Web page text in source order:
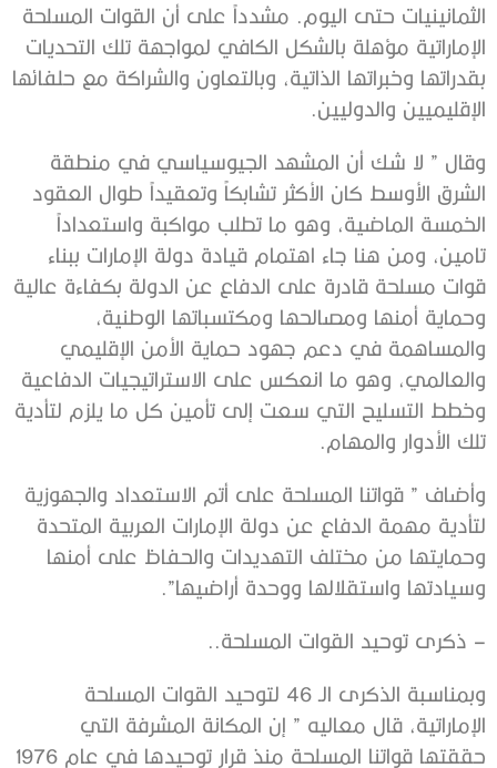
الثمانينيات حتى اليوم. مشدداً على أن القوات المسلحة
الإماراتية مؤهلة بالشكل الكافي لمواجهة تلك التحديات
بقدراتها وخبراتها الذاتية، وبالتعاون والشراكة مع حلفائها
الإقليميين والدوليين.
وقال ” لا شك أن المشهد الجيوسياسي في منطقة
الشرق الأوسط كان الأكثر تشابكاً وتعقيداً طوال العقود
الخمسة الماضية، وهو ما تطلب مواكبة واستعداداً
تامين، ومن هنا جاء اهتمام قيادة دولة الإمارات ببناء
قوات مسلحة قادرة على الدفاع عن الدولة بكفاءة عالية
وحماية أمنها ومصالحها ومكتسباتها الوطنية،
والمساهمة في دعم جهود حماية الأمن الإقليمي
والعالمي، وهو ما انعكس على الاستراتيجيات الدفاعية
وخطط التسليح التي سعت إلى تأمين كل ما يلزم لتأدية
تلك الأدوار والمهام.
وأضاف ” قواتنا المسلحة على أتم الاستعداد والجهوزية
لتأدية مهمة الدفاع عن دولة الإمارات العربية المتحدة
وحمايتها من مختلف التهديدات والحفاظ على أمنها
وسيادتها واستقلالها ووحدة أراضيها”.
– ذكرى توحيد القوات المسلحة..
وبمناسبة الذكرى الـ 46 لتوحيد القوات المسلحة
الإماراتية، قال معاليه ” إن المكانة المشرفة التي
حققتها قواتنا المسلحة منذ قرار توحيدها في عام 1976